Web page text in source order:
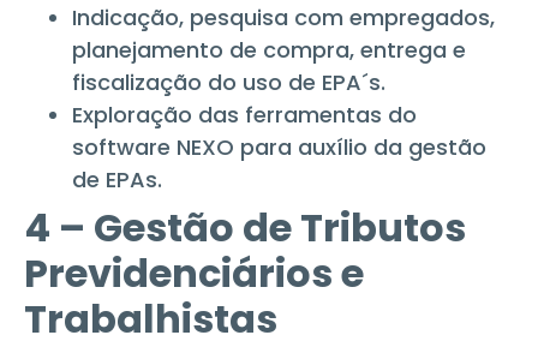
Indicação, pesquisa com empregados,
planejamento de compra, entrega e
fiscalização do uso de EPA´s.
Exploração das ferramentas do
software NEXO para auxílio da gestão
de EPAs.
4 – Gestão de Tributos
Previdenciários e
Trabalhistas